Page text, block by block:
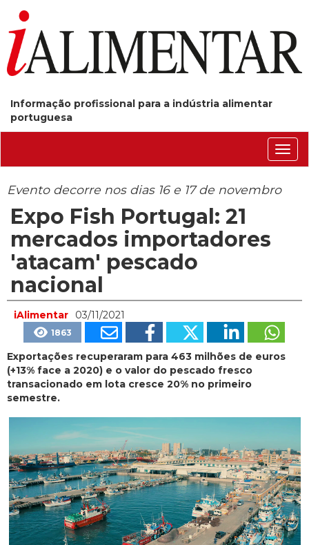
Informação profissional para a indústria alimentar
portuguesa
Evento decorre nos dias 16 e 17 de novembro
Expo Fish Portugal: 21
mercados importadores
'atacam' pescado
nacional
iAlimentar 03/11/2021
1863
Exportações recuperaram para 463 milhões de euros
(+13% face a 2020) e o valor do pescado fresco
transacionado em lota cresce 20% no primeiro
semestre.